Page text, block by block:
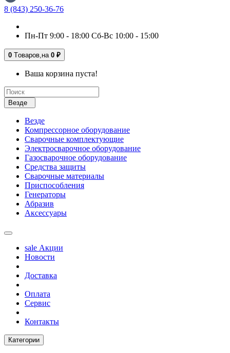
8 (843) 250-36-76
Пн-Пт 9:00 - 18:00 Сб-Вс 10:00 - 15:00
0 Tоваров,на 0 ₽
Ваша корзина пуста!
Везде
Везде
Компрессорное оборудование
Сварочные комплектующие
Электросварочное оборудование
Газосварочное оборудование
Средства защиты
Сварочные материалы
Приспособления
Генераторы
Абразив
Аксессуары
sale Акции
Новости
Доставка
Оплата
Сервис
Контакты
Категории